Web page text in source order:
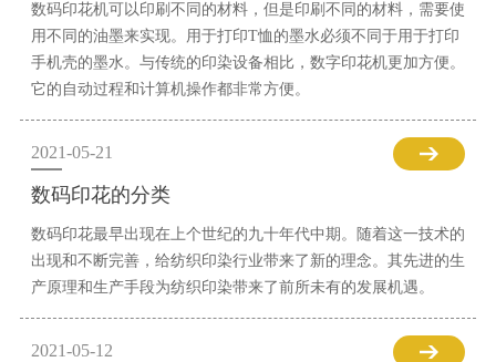
数码印花机可以印刷不同的材料，但是印刷不同的材料，需要使
用不同的油墨来实现。用于打印T恤的墨水必须不同于用于打印
手机壳的墨水。与传统的印染设备相比，数字印花机更加方便。
它的自动过程和计算机操作都非常方便。
2021-05-21
数码印花的分类
数码印花最早出现在上个世纪的九十年代中期。随着这一技术的
出现和不断完善，给纺织印染行业带来了新的理念。其先进的生
产原理和生产手段为纺织印染带来了前所未有的发展机遇。
2021-05-12